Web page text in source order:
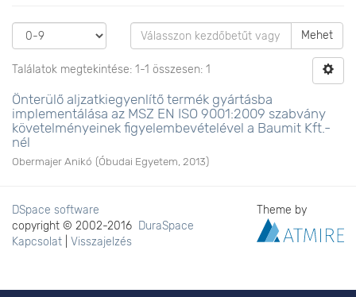
Mehet
Találatok megtekintése: 1-1 összesen: 1
Önterülő aljzatkiegyenlítő termék gyártásba
implementálása az MSZ EN ISO 9001:2009 szabvány
követelményeinek figyelembevételével a Baumit Kft.-
nél
Obermajer Anikó (Óbudai Egyetem 2013)
DSpace software
copyright © 2002-2016 DuraSpace
Kapcsolat
Visszajelzés
Theme by